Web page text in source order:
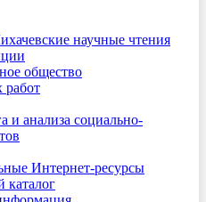
научные чтения
общество
работ
и анализа социально-
Интернет-ресурсы
каталог